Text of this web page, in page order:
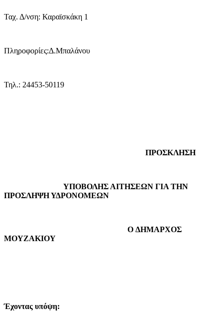
Ταχ. Δ/νση: Καραϊσκάκη 1
Πληροφορίες:Δ.Μπαλάνου
Τηλ.: 24453-50119
ΠΡΟΣΚΛΗΣΗ
ΥΠΟΒΟΛΗΣ ΑΙΤΗΣΕΩΝ ΓΙΑ ΤHN
ΠΡΟΣΛΗΨΗ ΥΔΡΟΝΟΜΕΩΝ
O ΔΗΜΑΡΧΟΣ
ΜΟΥΖΑΚΙΟΥ
Έχοντας υπόψη: